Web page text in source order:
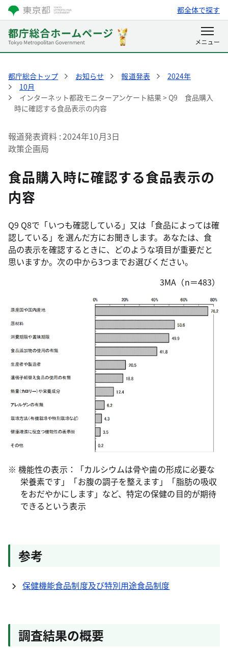
都全体で探す
都庁総合トップ お知らせ 報道発表
2024年
10月
インターネット都政モニターアンケート結果 > Q9 食品購入
時に確認する食品表示の内容
報道発表資料 2024年10月3日
政策企画局
食品購入時に確認する食品表示の
内容
Q9 Q8で「いつも確認している」又は「食品によっては確
認している」を選んだ方にお聞きします。あなたは、食
品の表示を確認するときに、どのような項目が重要だと
思いますか。次の中から3つまでお選びください。
3MA（n＝483）
※ 機能性の表示：「カルシウムは骨や歯の形成に必要な
栄養素です」「お腹の調子を整えます」「脂肪の吸収
をおだやかにします」など、特定の保健の目的が期待
できるという表示
参考
保健機能食品制度及び特別用途食品制度
調査結果の概要